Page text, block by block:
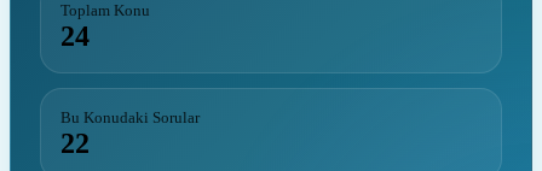
Toplam Konu
24
Bu Konudaki Sorular
22